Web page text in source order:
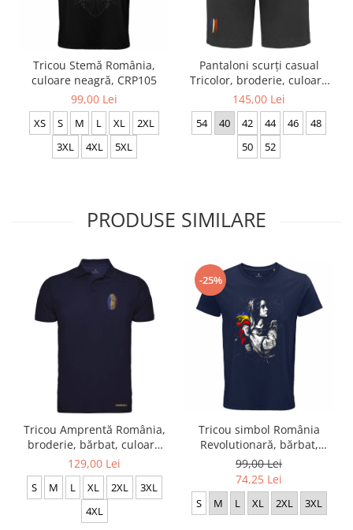
Tricou Stemă România,
culoare neagră, CRP105
99,00 Lei
XS S M L XL
2XL
3XL
4XL 5XL
Pantaloni scurți casual
Tricolor, broderie, culoare
neagră, CA91
145,00 Lei
54 40 42 44 46
48
50
52
PRODUSE SIMILARE
Tricou Amprentă România,
broderie, bărbat, culoare
bleumarin CRP28
129,00 Lei
S M L XL 2XL
3XL
4XL
-25%
Tricou simbol România
Revolutionară, bărbat,
culoare bleumarin, CRP92
99,00 Lei
74,25 Lei
S M L XL 2XL 3XL